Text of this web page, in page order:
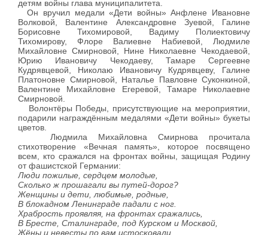
детям войны глава муниципалитета.
Он вручил медали «Дети войны» Анфлене Ивановне
Волковой, Валентине Александровне Зуевой, Галине
Борисовне Тихомировой, Вадиму Полиектовичу
Тихомирову, Флоре Валиевне Набиевой, Людмиле
Михайловне Смирновой, Нине Николаевне Чекодаевой,
Юрию Ивановичу Чекодаеву, Тамаре Сергеевне
Кудрявцевой, Николаю Ивановичу Кудрявцеву, Галине
Платоновне Смирновой, Наталье Павловне Суконкиной,
Валентине Михайловне Егеревой, Тамаре Николаевне
Смирновой.
Волонтёры Победы, присутствующие на мероприятии,
подарили награждённым медалями «Дети войны» букеты
цветов.
Людмила Михайловна Смирнова прочитала
стихотворение «Вечная память», которое посвящено
всем, кто сражался на фронтах войны, защищая Родину
от фашистской Германии:
Люди пожилые, сердцем молодые,
Сколько ж прошагали вы путей-дорог?
Женщины и дети, любимые, родные,
В блокадном Ленинграде падали с ног.
Храбрость проявляя, на фронтах сражались,
В Бресте, Сталинграде, под Курском и Москвой,
Жёны и невесты по вам истосковали